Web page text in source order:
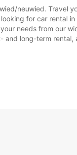
neuwied. Travel
for car rental
needs from our
and long-term